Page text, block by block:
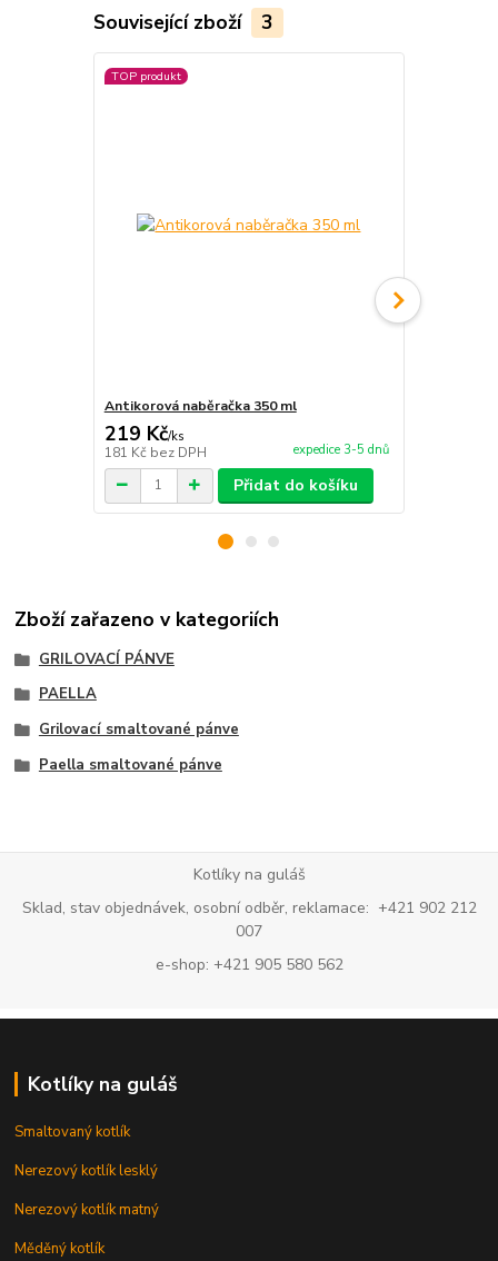
Související zboží 3
TOP produkt
Antikorová naběračka 350 ml
219 Kč/ks
181 Kč bez DPH expedice 3-5 dnů
Přidat do košíku
Zboží zařazeno v kategoriích
GRILOVACÍ PÁNVE
PAELLA
Grilovací smaltované pánve
Paella smaltované pánve
Kotlíky na guláš
Sklad, stav objednávek, osobní odběr, reklamace: +421 902 212
007
e-shop: +421 905 580 562
Kotlíky na guláš
Smaltovaný kotlík
Nerezový kotlík lesklý
Nerezový kotlík matný
Měděný kotlík